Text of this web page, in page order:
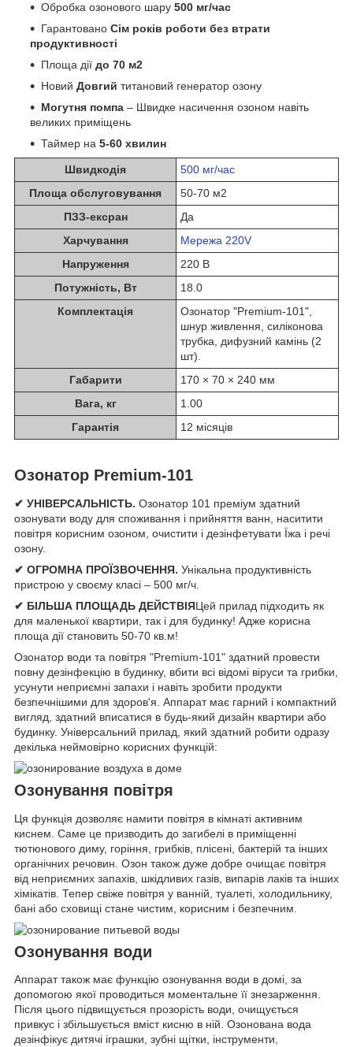
Обробка озонового шару 500 мг/час
Гарантовано Сім років роботи без втрати
продуктивності
Площа дії до 70 м2
Новий Довгий титановий генератор озону
Могутня помпа – Швидке насичення озоном навіть
великих приміщень
Таймер на 5-60 хвилин
Швидкодія
500 мг/час
Площа обслуговування
50-70 м2
ПЗЗ-ексран
Да
Харчування
Мережа 220V
Напруження
220 В
Потужність, Вт
18.0
Комплектація
Озонатор "Premium-101",
шнур живлення, силіконова
трубка, дифузний камінь (2
шт).
Габарити
170 × 70 × 240 мм
Вага, кг
1.00
Гарантія
12 місяців
Озонатор Premium-101
✔ УНІВЕРСАЛЬНІСТЬ. Озонатор 101 преміум здатний
озонувати воду для споживання і прийняття ванн, наситити
повітря корисним озоном, очистити і дезінфетувати Їжа і речі
озону.
✔ ОГРОМНА ПРОЇЗВОЧЕННЯ. Унікальна продуктивність
пристрою у своєму класі – 500 мг/ч.
✔ БІЛЬША ПЛОЩАДЬ ДЕЙСТВІЯЦей прилад підходить як
для маленької квартири, так і для будинку! Адже корисна
площа дії становить 50-70 кв.м!
Озонатор води та повітря "Premium-101" здатний провести
повну дезінфекцію в будинку, вбити всі відомі віруси та грибки,
усунути неприємні запахи і навіть зробити продукти
безпечнішими для здоров'я. Аппарат має гарний і компактний
вигляд, здатний вписатися в будь-який дизайн квартири або
будинку. Універсальний прилад, який здатний робити одразу
декілька неймовірно корисних функцій:
Озонування повітря
Ця функція дозволяє намити повітря в кімнаті активним
киснем. Саме це призводить до загибелі в приміщенні
тютюнового диму, горіння, грибків, плісені, бактерій та інших
органічних речовин. Озон також дуже добре очищає повітря
від неприємних запахів, шкідливих газів, випарів лаків та інших
хімікатів. Тепер свіже повітря у ванній, туалеті, холодильнику,
бані або сховищі стане чистим, корисним і безпечним.
Озонування води
Аппарат також має функцію озонування води в домі, за
допомогою якої проводиться моментальне її знезарження.
Після цього підвищується прозорість води, очищується
привкус і збільшується вміст кисню в ній. Озонована вода
дезінфікує дитячі іграшки, зубні щітки, інструменти,